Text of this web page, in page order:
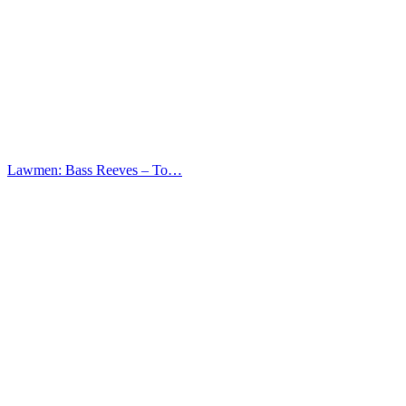
Lawmen: Bass Reeves – Το…